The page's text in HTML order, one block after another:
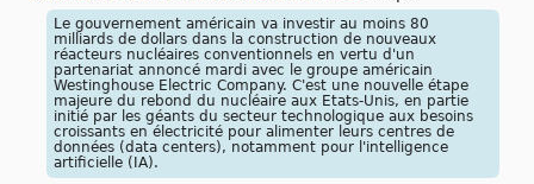
Le gouvernement américain va investir au moins 80
milliards de dollars dans la construction de nouveaux
réacteurs nucléaires conventionnels en vertu d'un
partenariat annoncé mardi avec le groupe américain
Westinghouse Electric Company. C'est une nouvelle étape
majeure du rebond du nucléaire aux Etats-Unis, en partie
initié par les géants du secteur technologique aux besoins
croissants en électricité pour alimenter leurs centres de
données (data centers), notamment pour l'intelligence
artificielle (IA).